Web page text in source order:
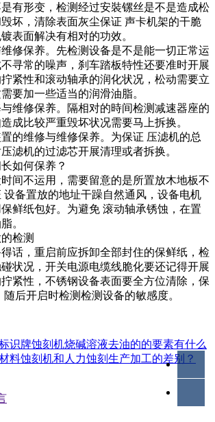
有形变，检测经过安裝镙丝是不是造成松
坏，清除表面灰尘保证 声卡机架的干脆
表面解决有相对的功效。
修保养。先检测设备是不是能一切正常运
寻常的噪声，刹车踏板特性还要准时开展
紧性和滚动轴承的润化状况，松动需要立
要加一些适当的润滑油脂。
维修保养。隔相对的時间检测减速器座的
成比较严重毁坏状况需要马上拆换。
的维修与维修保养。为保证 压滤机的总
滤机的过滤芯开展清理或者拆换。
如何保养？
间不运用，需要留意的是所置放木地板不
设备置放的地址干躁自然通风，设备电机
鲜纸包好。为避免 滚动轴承锈蚀，在置
。
检测
话，重启前应拆卸全部封住的保鲜纸，检
状况，开关电源电缆线脆化要还记得开展
紧性，不锈钢设备表面要全方位清除，保
后开启时检测检测设备的敏感度。
识牌蚀刻机烧碱溶液去油的的要素有什么
料蚀刻机和人力蚀刻生产加工的差别？